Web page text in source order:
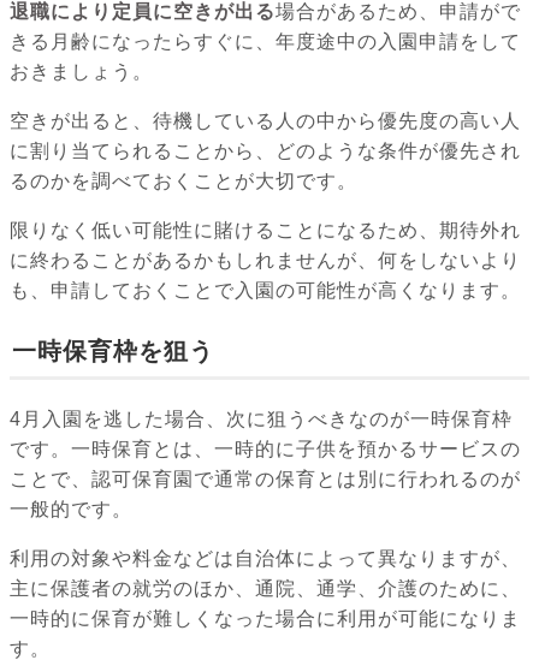
退職により定員に空きが出る場合があるため、申請がで
きる月齢になったらすぐに、年度途中の入園申請をして
おきましょう。
空きが出ると、待機している人の中から優先度の高い人
に割り当てられることから、どのような条件が優先され
るのかを調べておくことが大切です。
限りなく低い可能性に賭けることになるため、期待外れ
に終わることがあるかもしれませんが、何をしないより
も、申請しておくことで入園の可能性が高くなります。
一時保育枠を狙う
4月入園を逃した場合、次に狙うべきなのが一時保育枠
です。一時保育とは、一時的に子供を預かるサービスの
ことで、認可保育園で通常の保育とは別に行われるのが
一般的です。
利用の対象や料金などは自治体によって異なりますが、
主に保護者の就労のほか、通院、通学、介護のために、
一時的に保育が難しくなった場合に利用が可能になりま
す。